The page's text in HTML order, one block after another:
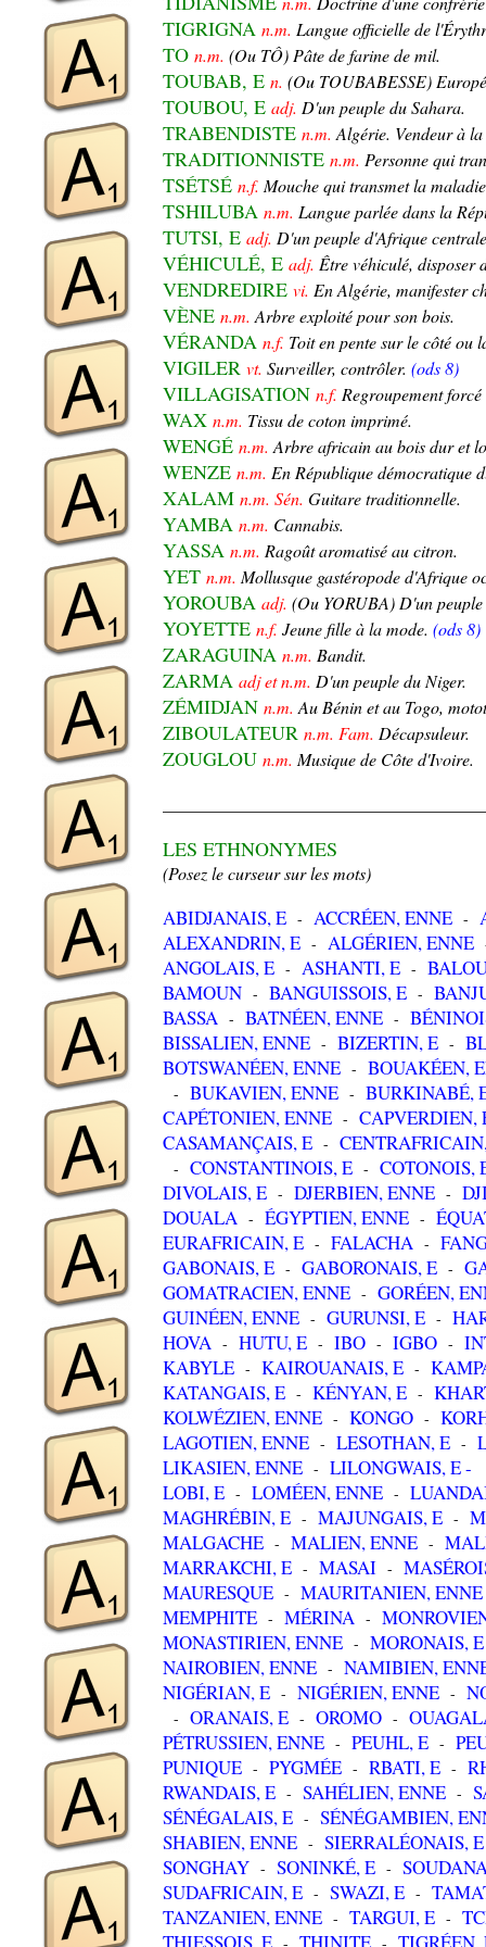
TIGRIGNA n.m. Langue officielle de
TO n.m. (Ou TÔ) Pâte de farine de mil.
TOUBAB, E n. (Ou TOUBABESSE)
TOUBOU, E adj. D'un peuple du Sahara.
TRABENDISTE n.m. Algérie. Vendeur à
TRADITIONNISTE n.m. Personne qui
TSÉTSÉ n.f. Mouche qui transmet la
TSHILUBA n.m. Langue parlée dans la
TUTSI, E adj. D'un peuple d'Afrique
VÉHICULÉ, E adj. Être véhiculé, disposer
VENDREDIRE vi. En Algérie, manifester
VÈNE n.m. Arbre exploité pour son bois.
VÉRANDA n.f. Toit en pente sur le côté ou
VIGILER vt. Surveiller, contrôler. (ods 8)
VILLAGISATION n.f. Regroupement
WAX n.m. Tissu de coton imprimé.
WENGÉ n.m. Arbre africain au bois dur et
WENZE n.m. En République démocratique
XALAM n.m. Sén. Guitare traditionnelle.
YAMBA n.m. Cannabis.
YASSA n.m. Ragoût aromatisé au citron.
YET n.m. Mollusque gastéropode d'Afrique
YOROUBA adj. (Ou YORUBA) D'un
YOYETTE n.f. Jeune fille à la mode. (ods 8)
ZARAGUINA n.m. Bandit.
ZARMA adj et n.m. D'un peuple du Niger.
ZÉMIDJAN n.m. Au Bénin et au Togo,
ZIBOULATEUR n.m. Fam. Décapsuleur.
ZOUGLOU n.m. Musique de Côte d'Ivoire.
LES ETHNONYMES
(Posez le curseur sur les mots)
ABIDJANAIS, E - ACCRÉEN, ENNE -
ALEXANDRIN, E - ALGÉRIEN, ENNE
ANGOLAIS, E - ASHANTI, E -
BAMOUN - BANGUISSOIS, E -
BASSA - BATNÉEN, ENNE -
BISSALIEN, ENNE - BIZERTIN, E -
BOTSWANÉEN, ENNE - BOUAKÉEN,
- BUKAVIEN, ENNE - BURKINABÉ,
CAPÉTONIEN, ENNE - CAPVERDIEN,
CASAMANÇAIS, E -
- CONSTANTINOIS, E - COTONOIS,
DIVOLAIS, E - DJERBIEN, ENNE -
DOUALA - ÉGYPTIEN, ENNE -
EURAFRICAIN, E - FALACHA -
GABONAIS, E - GABORONAIS, E -
GOMATRACIEN, ENNE - GORÉEN,
GUINÉEN, ENNE - GURUNSI, E -
HOVA - HUTU, E - IBO - IGBO -
KABYLE - KAIROUANAIS, E -
KATANGAIS, E - KÉNYAN, E -
KOLWÉZIEN, ENNE - KONGO -
LAGOTIEN, ENNE - LESOTHAN, E -
LIKASIEN, ENNE - LILONGWAIS, E -
LOBI, E - LOMÉEN, ENNE -
MAGHRÉBIN, E - MAJUNGAIS, E -
MALGACHE - MALIEN, ENNE -
MARRAKCHI, E - MASAI -
MAURESQUE - MAURITANIEN, ENNE
MEMPHITE - MÉRINA -
MONASTIRIEN, ENNE - MORONAIS, E
NAIROBIEN, ENNE - NAMIBIEN,
NIGÉRIAN, E - NIGÉRIEN, ENNE -
- ORANAIS, E - OROMO -
PÉTRUSSIEN, ENNE - PEUHL, E -
PUNIQUE - PYGMÉE - RBATI, E -
RWANDAIS, E - SAHÉLIEN, ENNE -
SÉNÉGALAIS, E - SÉNÉGAMBIEN,
SHABIEN, ENNE - SIERRALÉONAIS, E
SONGHAY - SONINKÉ, E -
SUDAFRICAIN, E - SWAZI, E -
TANZANIEN, ENNE - TARGUI, E -